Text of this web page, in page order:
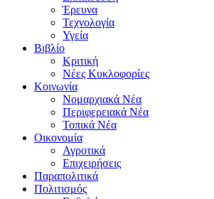
Έρευνα
Τεχνολογία
Υγεία
Βιβλίο
Κριτική
Νέες Κυκλοφορίες
Κοινωνία
Νομαρχιακά Νέα
Περιφερειακά Νέα
Τοπικά Νέα
Οικονομία
Αγροτικά
Επιχειρήσεις
Παραπολιτικά
Πολιτισμός